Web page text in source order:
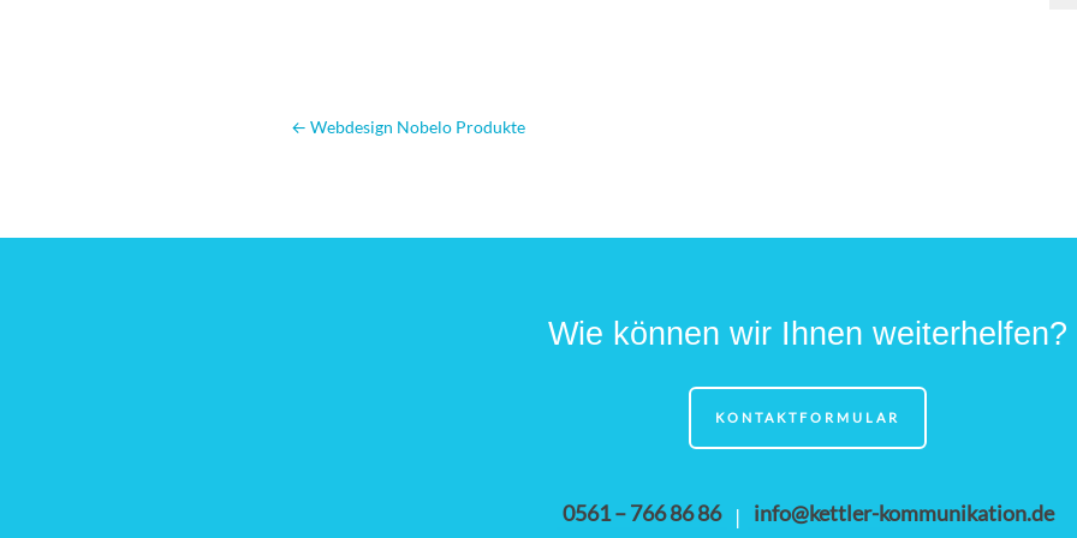
← Webdesign Nobelo Produkte
Wie können wir Ihnen weiterhelfen?
KONTAKTFORMULAR
0561 – 766 86 86 | info@kettler-kommunikation.de